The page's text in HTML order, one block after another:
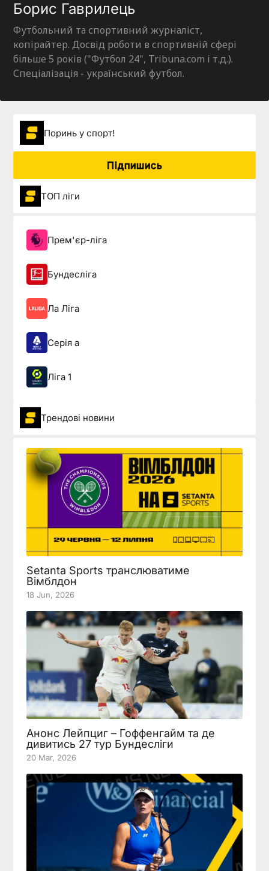
Борис Гаврилець
Футбольний та спортивний журналіст,
копірайтер. Досвід роботи в спортивній сфері
більше 5 років ("Футбол 24", Tribuna.com і т.д.).
Спеціалізація - український футбол.
Поринь у спорт!
Підпишись
ТОП ліги
Прем'єр-ліга
Бундесліга
Ла Ліга
Серія а
Ліга 1
Трендові новини
Setanta Sports транслюватиме
Вімблдон
18 Jun, 2026
Анонс Лейпциг – Гоффенгайм та де
дивитись 27 тур Бундесліги
20 Mar, 2026